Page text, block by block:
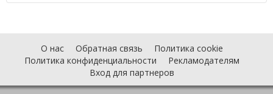
О нас Обратная связь
Политика cookie
Политика конфиденциальности
Рекламодателям
Вход для партнеров